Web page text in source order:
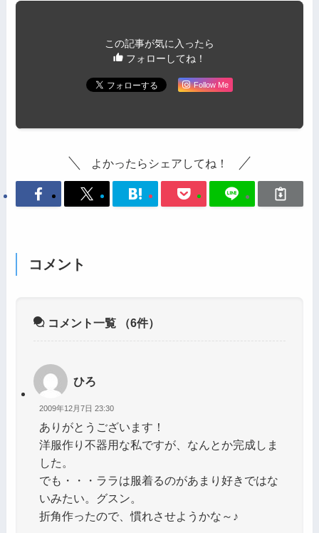
この記事が気に入ったら
フォローしてね！
Follow Me
よかったらシェアしてね！
コメント
コメント一覧 （6件）
ひろ
2009年12月7日 23:30
ありがとうございます！
洋服作り不器用な私ですが、なんとか完成しま
した。
でも・・・ララは服着るのがあまり好きではな
いみたい。グスン。
折角作ったので、慣れさせようかな～♪